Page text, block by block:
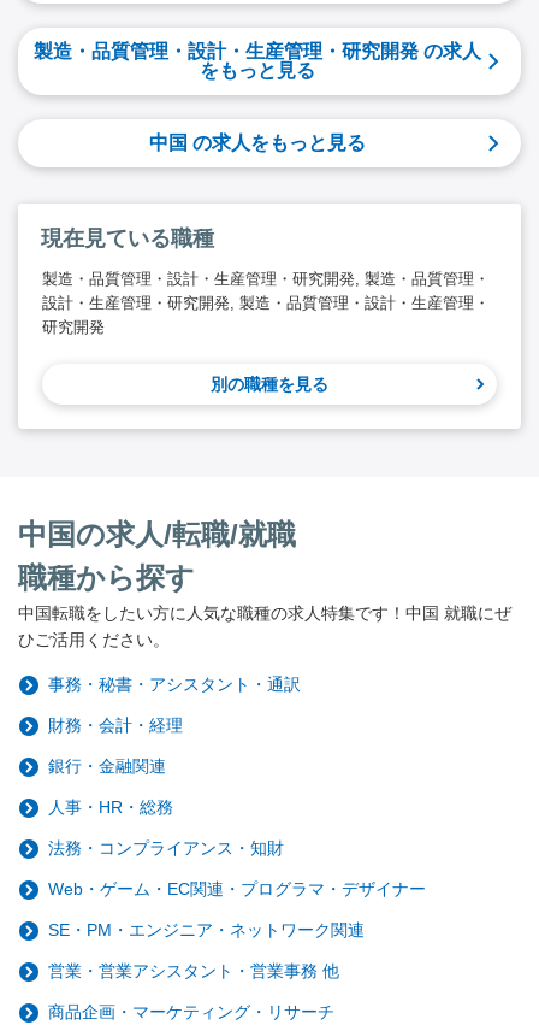
製造・品質管理・設計・生産管理・研究開発 の求人
をもっと見る
中国 の求人をもっと見る
現在見ている職種
製造・品質管理・設計・生産管理・研究開発, 製造・品質管理・
設計・生産管理・研究開発, 製造・品質管理・設計・生産管理・
研究開発
別の職種を見る
中国の求人/転職/就職
職種から探す
中国転職をしたい方に人気な職種の求人特集です！中国 就職にぜ
ひご活用ください。
事務・秘書・アシスタント・通訳
財務・会計・経理
銀行・金融関連
人事・HR・総務
法務・コンプライアンス・知財
Web・ゲーム・EC関連・プログラマ・デザイナー
SE・PM・エンジニア・ネットワーク関連
営業・営業アシスタント・営業事務 他
商品企画・マーケティング・リサーチ